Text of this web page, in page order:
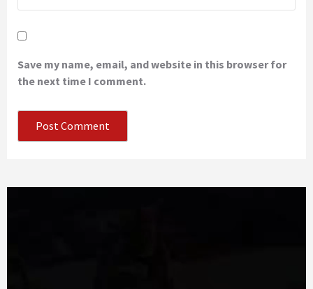
Save my name, email, and website in this browser for
the next time I comment.